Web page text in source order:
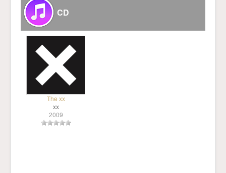
CD
The xx
xx
2009